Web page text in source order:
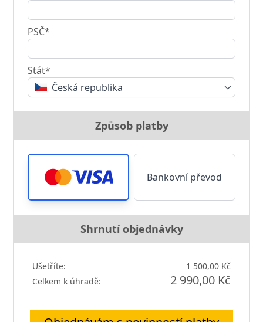
PSČ*
Stát*
Česká republika
Způsob platby
Bankovní převod
Shrnutí objednávky
Ušetříte:
1 500,00 Kč
Celkem k úhradě:
2 990,00 Kč